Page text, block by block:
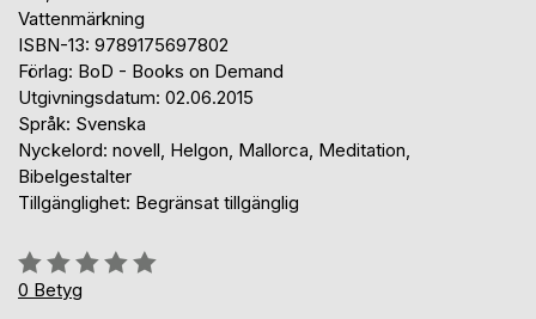
Vattenmärkning
ISBN-13: 9789175697802
Förlag: BoD - Books on Demand
Utgivningsdatum: 02.06.2015
Språk: Svenska
Nyckelord: novell, Helgon, Mallorca, Meditation,
Bibelgestalter
Tillgänglighet: Begränsat tillgänglig
Betyg::
0%
0 Betyg